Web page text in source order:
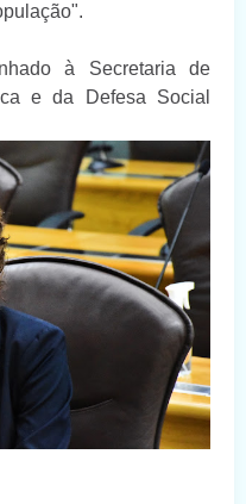
à Secretaria de
e da Defesa Social